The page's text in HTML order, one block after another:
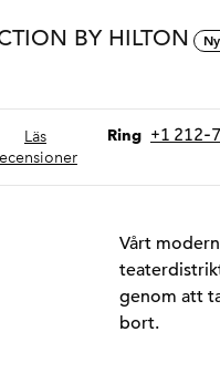
BY HILTON
Läs
Ring
Ring +1 212-
Vårt
genom att
bort.